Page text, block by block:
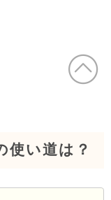
使い道は？